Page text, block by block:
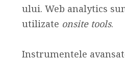
ului. Web analytics
utilizate onsite tools.
Instrumentele